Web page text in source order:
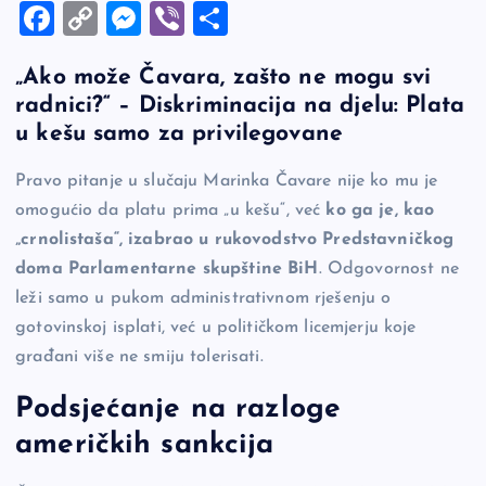
F
c
e
o
o
k
C
p
y
n
k
M
es
se
n
er
Vi
er ar
e
„Ako može Čavara, zašto ne mogu svi
radnici?“ – Diskriminacija na djelu: Plata
u kešu samo za privilegovane
Pravo pitanje u slučaju Marinka Čavare nije ko mu je
omogućio da platu prima „u kešu“, već ko ga je, kao
„crnolistaša“, izabrao u rukovodstvo Predstavničkog
doma Parlamentarne skupštine BiH. Odgovornost ne
leži samo u pukom administrativnom rješenju o
gotovinskoj isplati, već u političkom licemjerju koje
građani više ne smiju tolerisati.
Podsjećanje na razloge
američkih sankcija